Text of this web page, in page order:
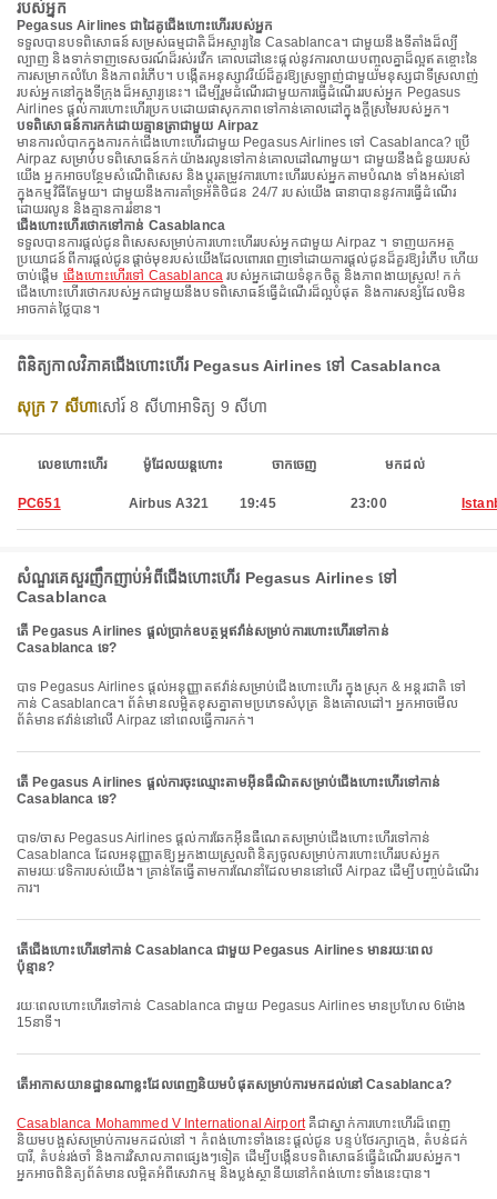
របស់អ្នក
Pegasus Airlines ជាដៃគូជើងហោះហើររបស់អ្នក
ទទួលបានបទពិសោធន៍សម្រស់ធម្មជាតិដ៏អស្ចារ្យនៃ Casablanca។ ជាមួយនឹងទីតាំងដ៏ល្បី
ល្បាញ និងទាក់ទាញទេសចរណ៍ដ៏រស់រវើក គោលដៅនេះផ្តល់នូវការលាយបញ្ចូលគ្នាដ៏ល្អឥតខ្ចោះនៃ
ការសម្រាកលំហែ និងភាពរំភើប។ បង្កើតអនុស្សាវរីយ៍ដ៏គួរឱ្យស្រឡាញ់ជាមួយមនុស្សជាទីស្រលាញ់
របស់អ្នកនៅក្នុងទីក្រុងដ៏អស្ចារ្យនេះ។ ដើម្បីរួមដំណើរជាមួយការធ្វើដំណើររបស់អ្នក Pegasus
Airlines ផ្តល់ការហោះហើរប្រកបដោយផាសុកភាពទៅកាន់គោលដៅក្នុងក្តីស្រមៃរបស់អ្នក។
បទពិសោធន៍ការកក់ដោយគ្មានត្រាជាមួយ Airpaz
មានការលំបាកក្នុងការកក់ជើងហោះហើរជាមួយ Pegasus Airlines ទៅ Casablanca? ប្រើ
Airpaz សម្រាប់បទពិសោធន៍កក់យ៉ាងរលូនទៅកាន់គោលដៅណាមួយ។ ជាមួយនឹងជំនួយរបស់
យើង អ្នកអាចបន្ថែមសំណើពិសេស និងប្ដូរតម្រូវការហោះហើររបស់អ្នកតាមបំណង ទាំងអស់នៅ
ក្នុងកម្មវិធីតែមួយ។ ជាមួយនឹងការគាំទ្រអតិថិជន 24/7 របស់យើង ធានាបាននូវការធ្វើដំណើរ
ដោយរលូន និងគ្មានការរំខាន។
ជើងហោះហើរថោកទៅកាន់ Casablanca
ទទួលបានការផ្តល់ជូនពិសេសសម្រាប់ការហោះហើររបស់អ្នកជាមួយ Airpaz ។ ទាញយកអត្ថ
ប្រយោជន៍ពីការផ្តល់ជូនផ្តាច់មុខរបស់យើងដែលពោរពេញទៅដោយការផ្តល់ជូនដ៏គួរឱ្យរំភើប ហើយ
ចាប់ផ្តើម ជើងហោះហើរទៅ Casablanca របស់អ្នកដោយទំនុកចិត្ត និងភាពងាយស្រួល! កក់
ជើងហោះហើរថោករបស់អ្នកជាមួយនឹងបទពិសោធន៍ធ្វើដំណើរដ៏ល្អបំផុត និងការសន្សំដែលមិន
អាចកាត់ថ្លៃបាន។
ពិនិត្យកាលវិភាគជើងហោះហើរ Pegasus Airlines ទៅ Casablanca
សុក្រ 7 សីហាសៅរ៍ 8 សីហាអាទិត្យ 9 សីហា
លេខហោះហើរ ម៉ូដែលយន្តហោះ ចាកចេញ មកដល់
PC651 Airbus A321 19:45 23:00
សំណួរគេសួរញឹកញាប់អំពីជើងហោះហើរ Pegasus Airlines ទៅ
Casablanca
តើ Pegasus Airlines ផ្តល់ប្រាក់ឧបត្ថម្ភឥវ៉ាន់សម្រាប់ការហោះហើរទៅកាន់
Casablanca ទេ?
បាទ Pegasus Airlines ផ្តល់អនុញ្ញាតឥវ៉ាន់សម្រាប់ជើងហោះហើរ ក្នុងស្រុក & អន្តរជាតិ ទៅ
កាន់ Casablanca។ ព័ត៌មានលម្អិតខុសគ្នាតាមប្រភេទសំបុត្រ និងគោលដៅ។ អ្នកអាចមើល
ព័ត៌មានឥវ៉ាន់នៅលើ Airpaz នៅពេលធ្វើការកក់។
តើ Pegasus Airlines ផ្តល់ការចុះឈ្មោះតាមអ៊ីនធឺណិតសម្រាប់ជើងហោះហើរទៅកាន់
Casablanca ទេ?
បាទ/ចាស Pegasus Airlines ផ្តល់ការឆែកអ៊ីនធឺណេតសម្រាប់ជើងហោះហើរទៅកាន់
Casablanca ដែលអនុញ្ញាតឱ្យអ្នកងាយស្រួលពិនិត្យចូលសម្រាប់ការហោះហើររបស់អ្នក
តាមរយៈវេទិការបស់យើង។ គ្រាន់តែធ្វើតាមការណែនាំដែលមាននៅលើ Airpaz ដើម្បីបញ្ចប់ដំណើរ
ការ។
តើជើងហោះហើរទៅកាន់ Casablanca ជាមួយ Pegasus Airlines មានរយៈពេល
ប៉ុន្មាន?
រយៈពេលហោះហើរទៅកាន់ Casablanca ជាមួយ Pegasus Airlines មានប្រហែល 6ម៉ោង
15នាទី។
តើអាកាសយានដ្ឋានណាខ្លះដែលពេញនិយមបំផុតសម្រាប់ការមកដល់នៅ Casablanca?
Casablanca Mohammed V International Airportគឺជាស្នាក់ការហោះហើរដ៏ពេញ
និយមបង្អស់សម្រាប់ការមកដល់នៅ ។ កំពង់ហោះទាំងនេះផ្តល់ជូន បន្ទប់ថែរក្សាក្មេង, តំបន់ជក់
បារី, តំបន់រង់ចាំ និងការវិសាលភាពផ្សេងៗទៀត ដើម្បីបង្កើនបទពិសោធន៍ធ្វើដំណើររបស់អ្នក។
អ្នកអាចពិនិត្យព័ត៌មានលម្អិតអំពីសេវាកម្ម និងប្លង់ស្ថានីយនៅកំពង់ហោះទាំងនេះបាន។